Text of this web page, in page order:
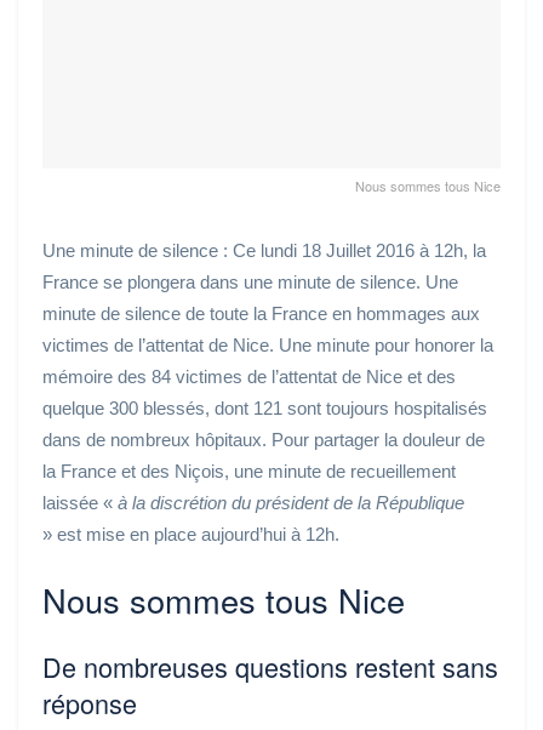
Nous sommes tous Nice
Une minute de silence : Ce lundi 18 Juillet 2016 à 12h, la
France se plongera dans une minute de silence. Une
minute de silence de toute la France en hommages aux
victimes de l’attentat de Nice. Une minute pour honorer la
mémoire des 84 victimes de l’attentat de Nice et des
quelque 300 blessés, dont 121 sont toujours hospitalisés
dans de nombreux hôpitaux. Pour partager la douleur de
la France et des Niçois, une minute de recueillement
laissée « à la discrétion du président de la République
» est mise en place aujourd’hui à 12h.
Nous sommes tous Nice
De nombreuses questions restent sans
réponse